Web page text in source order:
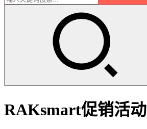
RAKsmart促销活动